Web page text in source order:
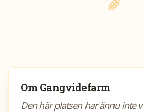
OmGangvidefarm
Den här platsen har ännu inte